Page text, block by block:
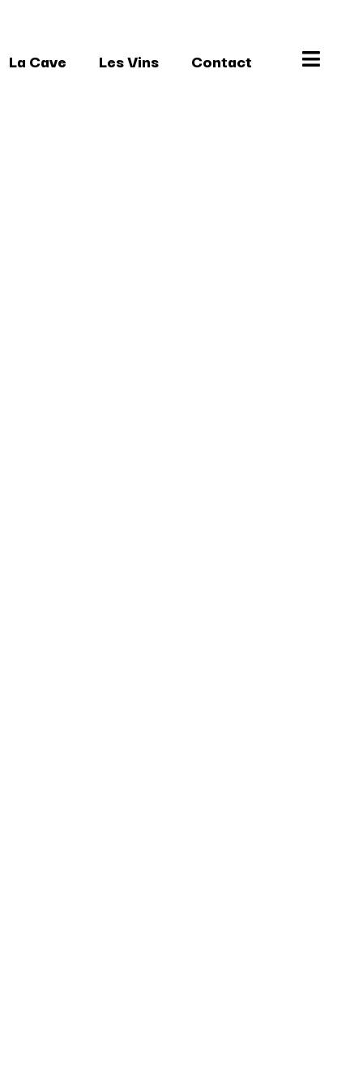
La Cave Les Vins Contact